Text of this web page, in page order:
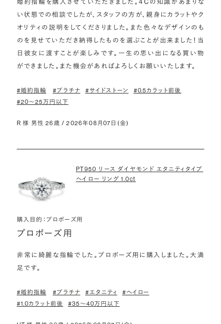
い状態での相談でしたが、スタッフの方が、親身にカラットやク
オリティの説明をしてくださりました。また色々なデザインのも
のを見せていただき納得したものを選ぶことが出来ました！当
日彼女に渡すことが楽しみです。一生の思い出になる買い物
ができました。また機会があればよろしくお願いいたします。
#婚約指輪 #プラチナ #サイドストーン
#0.5カラット前後
#20〜25万円以下
R 様 男性 26歳 / 2026年08月07日(金)
PT950 リース ダイヤモンド エタニティタイプ
ヘイロー リング 1.0ct
購入目的：プロポーズ用
プロポーズ用
非常に綺麗な指輪でした。プロポーズ用に購入しました。大満
足です。
#婚約指輪 #プラチナ #エタニティ
#ヘイロー
#1.0カラット前後
#35〜40万円以下